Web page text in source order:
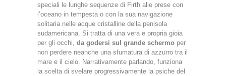
speciali le lunghe sequenze di Firth alle prese con
l’oceano in tempesta o con la sua navigazione
solitaria nelle acque cristalline della penisola
sudamericana. Si tratta di una vera e propria gioia
per gli occhi, da godersi sul grande schermo per
non perdere neanche una sfumatura di azzurro tra il
mare e il cielo. Narrativamente parlando, funziona
la scelta di svelare progressivamente la psiche del